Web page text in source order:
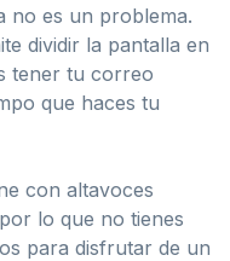
no es un problema.
dividir la pantalla en
tener tu correo
que haces tu
con altavoces
lo que no tienes
para disfrutar de un